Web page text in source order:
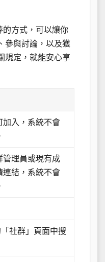
的方式，可以讓你
參與討論，以及獲
規定，就能安心享
加入，系統不會
管理員或現有成
連結，系統不會
社群」頁面中搜